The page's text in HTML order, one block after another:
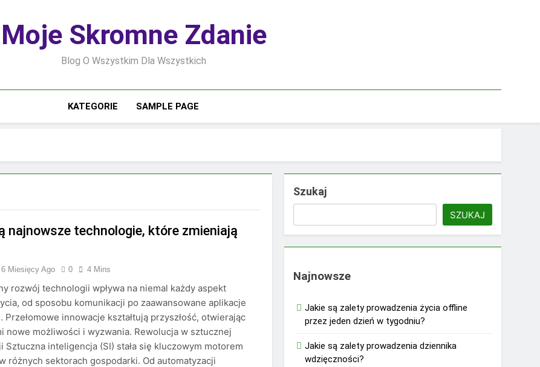
Moje Skromne Zdanie
Blog O Wszystkim Dla Wszystkich
KATEGORIE SAMPLE PAGE
najnowsze technologie, które zmieniają
6 Miesięcy Ago 0 4 Mins
rozwój technologii wpływa na niemal każdy aspekt
od sposobu komunikacji po zaawansowane aplikacje
Przełomowe innowacje kształtują przyszłość, otwierając
nowe możliwości i wyzwania. Rewolucja w sztucznej
Sztuczna inteligencja (SI) stała się kluczowym motorem
różnych sektorach gospodarki. Od automatyzacji
Szukaj
SZUKAJ
Najnowsze
Jakie są zalety prowadzenia życia offline
przez jeden dzień w tygodniu?
Jakie są zalety prowadzenia dziennika
wdzięczności?